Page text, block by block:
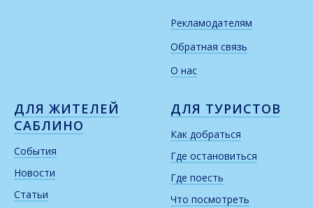
Рекламодателям
Обратная связь
О нас
ДЛЯ ЖИТЕЛЕЙ
САБЛИНО
События
Новости
Статьи
ДЛЯ ТУРИСТОВ
Как добраться
Где остановиться
Где поесть
Что посмотреть